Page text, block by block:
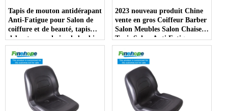
Tapis de mouton antidérapant
Anti-Fatigue pour Salon de
coiffure et de beauté, tapis
debout pour chaise de barbier
2023 nouveau produit Chine
vente en gros Coiffeur Barber
Salon Meubles Salon Chaise
Tapis Salon Anti Fatigue
Tapis